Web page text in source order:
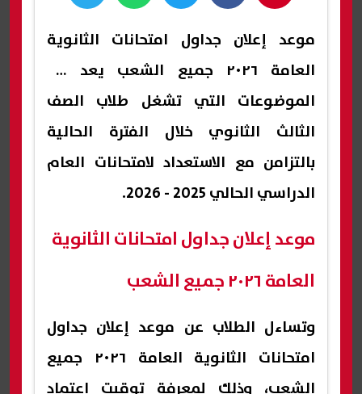
موعد إعلان جداول امتحانات الثانوية
العامة ٢٠٢٦ جميع الشعب يعد من
الموضوعات التي تشغل طلاب الصف
الثالث الثانوي خلال الفترة الحالية
بالتزامن مع الاستعداد لامتحانات العام
الدراسي الحالي 2025 - 2026.
موعد إعلان جداول امتحانات الثانوية
العامة ٢٠٢٦ جميع الشعب
وتساءل الطلاب عن موعد إعلان جداول
امتحانات الثانوية العامة ٢٠٢٦ جميع
الشعب، وذلك لمعرفة توقيت اعتماد